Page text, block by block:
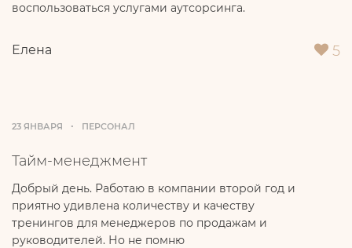
воспользоваться услугами аутсорсинга.
Елена 5
23 ЯНВАРЯ ПЕРСОНАЛ
Тайм-менеджмент
Добрый день. Работаю в компании второй год и
приятно удивлена количеству и качеству
тренингов для менеджеров по продажам и
руководителей. Но не помню